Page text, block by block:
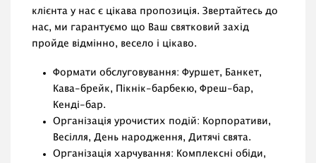
клієнта у нас є цікава пропозиція. Звертайтесь до
нас, ми гарантуємо що Ваш святковий захід
пройде відмінно, весело і цікаво.
Формати обслуговування: Фуршет, Банкет,
Кава-брейк, Пікнік-барбекю, Фреш-бар,
Кенді-бар.
Організація урочистих подій: Корпоративи,
Весілля, День народження, Дитячі свята.
Організація харчування: Комплексні обіди,